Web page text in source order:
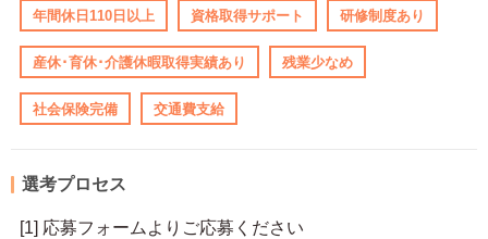
年間休日110日以上 資格取得サポート 研修制度あり
産休･育休･介護休暇取得実績あり 残業少なめ
社会保険完備 交通費支給
選考プロセス
[1] 応募フォームよりご応募ください